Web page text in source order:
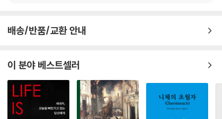
--- p.158
그중 가장 중요한 요소는
자존심이란 타인이 함부로 침범해서는 안 되는
자기 존재의 영역이다.
오래가는 인간관계를 원한다면 무엇보다
배송/반품/교환 안내
이 분야 베스트셀러